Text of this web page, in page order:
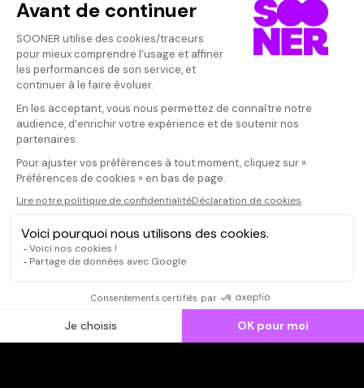
Vos avis
Donnez votre avis
Votre note
Votre commentaire
Il faut vous connecter pour
publier un avis
CONNEXION
Qui sommes-nous ?